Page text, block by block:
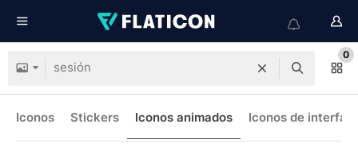
0
Iconos Stickers Iconos animados Iconos de interfaz